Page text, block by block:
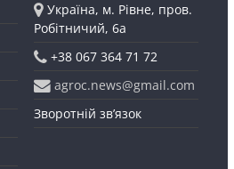
Україна, м. Рівне, пров.
Робітничий, 6а
+38 067 364 71 72
agroc.news@gmail.com
Зворотній зв’язок